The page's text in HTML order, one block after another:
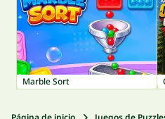
Marble Sort